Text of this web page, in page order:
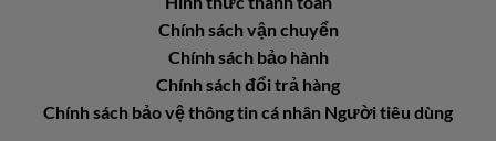
Chính sách vận chuyển
Chính sách bảo hành
Chính sách đổi trả hàng
Chính sách bảo vệ thông tin cá nhân Người tiêu dùng